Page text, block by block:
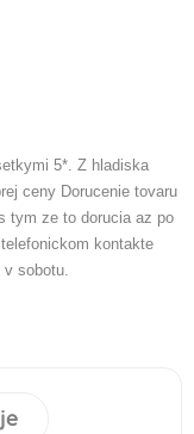
5*. Z hladiska
ceny Dorucenie tovaru
tym ze to dorucia az po
kontakte
sobotu.